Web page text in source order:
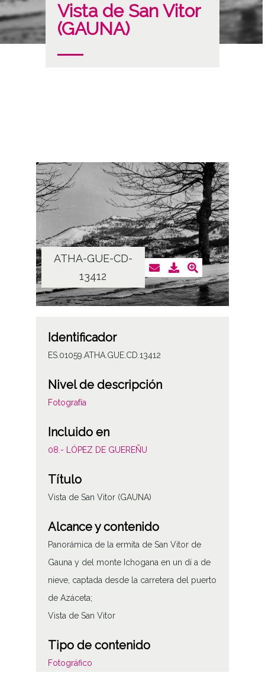
Vista de San Vitor
(GAUNA)
ATHA-GUE-CD-
13412
Identificador
ES.01059.ATHA.GUE.CD.13412
Nivel de descripción
Fotografía
Incluido en
08.- LÓPEZ DE GUEREÑU
Título
Vista de San Vitor (GAUNA)
Alcance y contenido
Panorámica de la ermita de San Vitor de
Gauna y del monte Ichogana en un dí a de
nieve, captada desde la carretera del puerto
de Azáceta;
Vista de San Vitor
Tipo de contenido
Fotográfico